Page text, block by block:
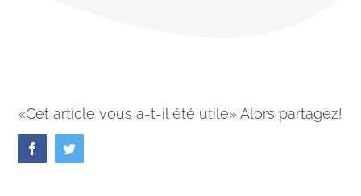
«Cet article vous a-t-il été utile» Alors partagez!
FacebookTwitter